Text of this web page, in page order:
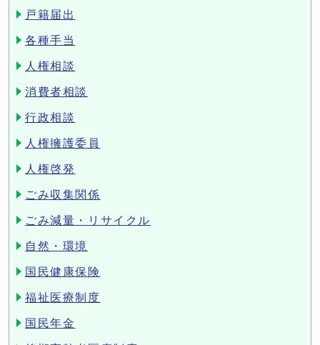
戸籍届出
各種手当
人権相談
消費者相談
行政相談
人権擁護委員
人権啓発
ごみ収集関係
ごみ減量・リサイクル
自然・環境
国民健康保険
福祉医療制度
国民年金